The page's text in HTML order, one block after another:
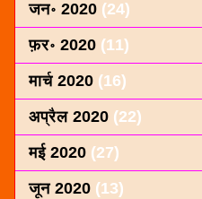
जन॰ 2020 (24)
फ़र॰ 2020 (11)
मार्च 2020 (16)
अप्रैल 2020 (22)
मई 2020 (27)
जून 2020 (13)